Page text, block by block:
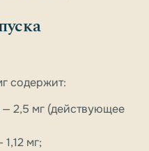
содержит:
— 2,5 мг (действующее
1,12 мг;